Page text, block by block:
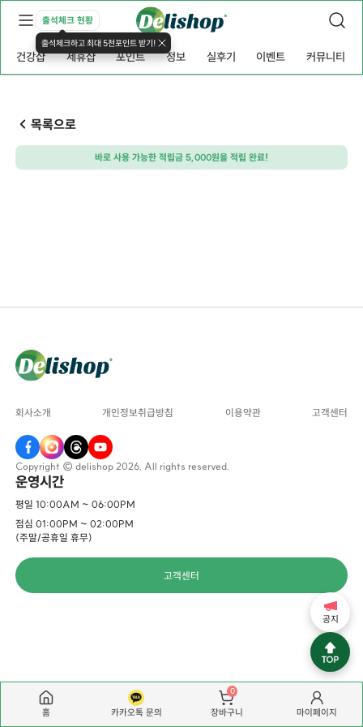
출석체크 현황
출석체크하고 최대 5천포인트 받기!
건강샵 제휴샵 포인트 정보 실후기 이벤트 커뮤니티
목록으로
바로 사용 가능한 적립금 5,000원을 적립 완료!
회사소개 개인정보취급방침 이용약관 고객센터
Copyright © delishop 2026. All rights reserved.
운영시간
평일 10:00AM ~ 06:00PM
점심 01:00PM ~ 02:00PM
(주말/공휴일 휴무)
고객센터
공지
홈 카카오톡 문의
0
장바구니 마이페이지